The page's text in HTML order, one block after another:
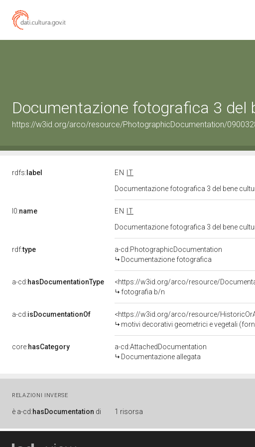
Documentazione fotografica 3 del
https://w3id.org/arco/resource/PhotographicDocumentation/
rdfs: label EN
IT
Documentazione fotografica 3 del bene
l0:name EN
IT
Documentazione fotografica 3 del bene
rdf:type
a-cd:PhotographicDocumentation
Documentazione fotografica
a-cd:hasDocumentationType
<https://w3id.org/arco/resource/
fotografia b/n
a-cd:isDocumentationOf
<https://w3id.org/arco/resource/
motivi decorativi geometrici e vegetali
core:hasCategory
a-cd:AttachedDocumentation
Documentazione allegata
RELAZIONI INVERSE
è a-cd:hasDocumentation di 1 risorsa